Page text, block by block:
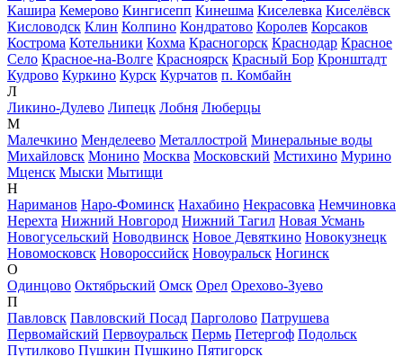
Кашира Кемерово Кингисепп Кинешма Киселевка Киселёвск
Кисловодск Клин Колпино Кондратово Королев Корсаков
Кострома Котельники Кохма Красногорск Краснодар Красное
Село Красное-на-Волге Красноярск Красный Бор Кронштадт
Кудрово Куркино Курск Курчатов п. Комбайн
Л
Ликино-Дулево Липецк Лобня Люберцы
М
Малечкино Менделеево Металлострой Минеральные воды
Михайловск Монино Москва Московский Мстихино Мурино
Мценск Мыски Мытищи
Н
Нариманов Наро-Фоминск Нахабино Некрасовка Немчиновка
Нерехта Нижний Новгород Нижний Тагил Новая Усмань
Новогусельский Новодвинск Новое Девяткино Новокузнецк
Новомосковск Новороссийск Новоуральск Ногинск
О
Одинцово Октябрьский Омск Орел Орехово-Зуево
П
Павловск Павловский Посад Парголово Патрушева
Первомайский Первоуральск Пермь Петергоф Подольск
Путилково Пушкин Пушкино Пятигорск